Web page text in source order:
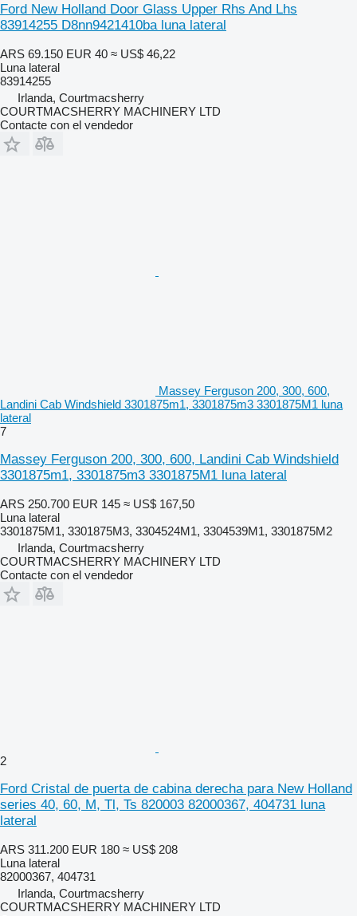
Ford New Holland Door Glass Upper Rhs And Lhs
83914255 D8nn9421410ba luna lateral
ARS 69.150 EUR 40 ≈ US$ 46,22
Luna lateral
83914255
Irlanda, Courtmacsherry
COURTMACSHERRY MACHINERY LTD
Contacte con el vendedor
Massey Ferguson 200, 300, 600,
Landini Cab Windshield 3301875m1, 3301875m3 3301875M1 luna
lateral
7
Massey Ferguson 200, 300, 600, Landini Cab Windshield
3301875m1, 3301875m3 3301875M1 luna lateral
ARS 250.700 EUR 145 ≈ US$ 167,50
Luna lateral
3301875M1, 3301875M3, 3304524M1, 3304539M1, 3301875M2
Irlanda, Courtmacsherry
COURTMACSHERRY MACHINERY LTD
Contacte con el vendedor
2
Ford Cristal de puerta de cabina derecha para New Holland
series 40, 60, M, Tl, Ts 820003 82000367, 404731 luna
lateral
ARS 311.200 EUR 180 ≈ US$ 208
Luna lateral
82000367, 404731
Irlanda, Courtmacsherry
COURTMACSHERRY MACHINERY LTD